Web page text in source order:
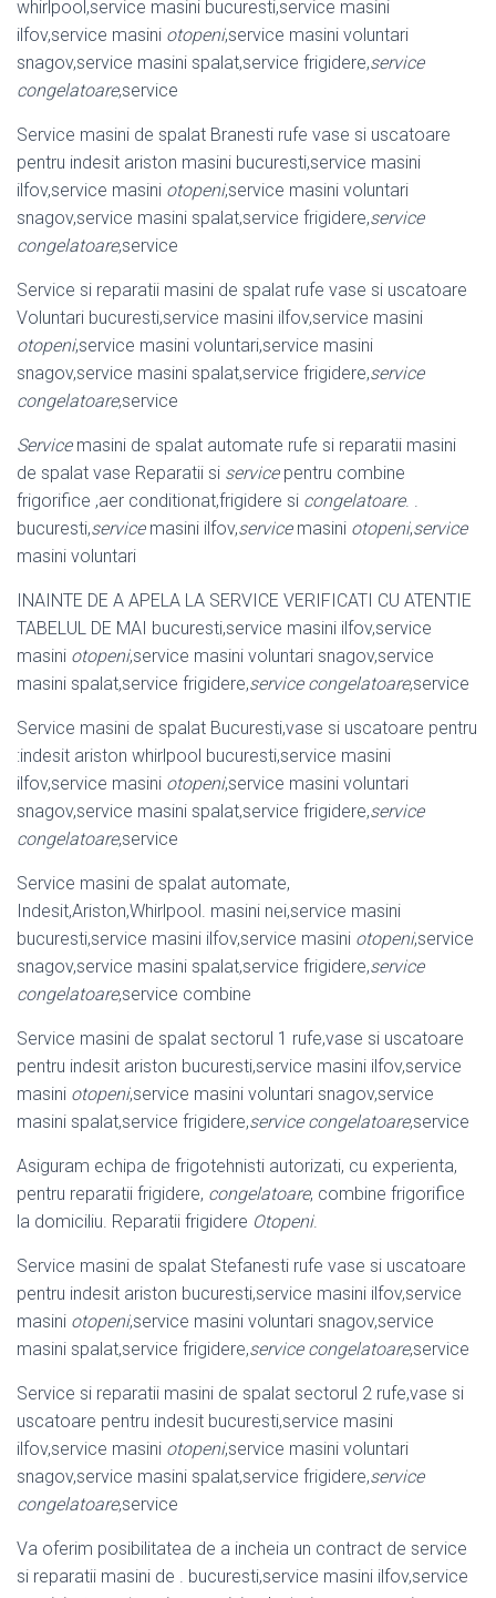
whirlpool,service masini bucuresti,service masini
ilfov,service masini otopeni,service masini voluntari
snagov,service masini spalat,service frigidere,service
congelatoare,service
Service masini de spalat Branesti rufe vase si uscatoare
pentru indesit ariston masini bucuresti,service masini
ilfov,service masini otopeni,service masini voluntari
snagov,service masini spalat,service frigidere,service
congelatoare,service
Service si reparatii masini de spalat rufe vase si uscatoare
Voluntari bucuresti,service masini ilfov,service masini
otopeni,service masini voluntari,service masini
snagov,service masini spalat,service frigidere,service
congelatoare,service
Servicemasini de spalat automate rufe si reparatii masini
de spalat vase Reparatii si servicepentru combine
frigorifice ,aer conditionat,frigidere si congelatoare. .
bucuresti,servicemasini ilfov,servicemasini otopeni,service
masini voluntari
INAINTE DE A APELA LA SERVICE VERIFICATI CU ATENTIE
TABELUL DE MAI bucuresti,service masini ilfov,service
masini otopeni,service masini voluntari snagov,service
masini spalat,service frigidere,service congelatoare,service
Service masini de spalat Bucuresti,vase si uscatoare pentru
:indesit ariston whirlpool bucuresti,service masini
ilfov,service masini otopeni,service masini voluntari
snagov,service masini spalat,service frigidere,service
congelatoare,service
Service masini de spalat automate,
Indesit,Ariston,Whirlpool. masini nei,service masini
bucuresti,service masini ilfov,service masini otopeni,service
snagov,service masini spalat,service frigidere,service
congelatoare,service combine
Service masini de spalat sectorul 1 rufe,vase si uscatoare
pentru indesit ariston bucuresti,service masini ilfov,service
masini otopeni,service masini voluntari snagov,service
masini spalat,service frigidere,service congelatoare,service
Asiguram echipa de frigotehnisti autorizati, cu experienta,
pentru reparatii frigidere, congelatoare, combine frigorifice
la domiciliu. Reparatii frigidere Otopeni.
Service masini de spalat Stefanesti rufe vase si uscatoare
pentru indesit ariston bucuresti,service masini ilfov,service
masini otopeni,service masini voluntari snagov,service
masini spalat,service frigidere,service congelatoare,service
Service si reparatii masini de spalat sectorul 2 rufe,vase si
uscatoare pentru indesit bucuresti,service masini
ilfov,service masini otopeni,service masini voluntari
snagov,service masini spalat,service frigidere,service
congelatoare,service
Va oferim posibilitatea de a incheia un contract de service
si reparatii masini de . bucuresti,service masini ilfov,service